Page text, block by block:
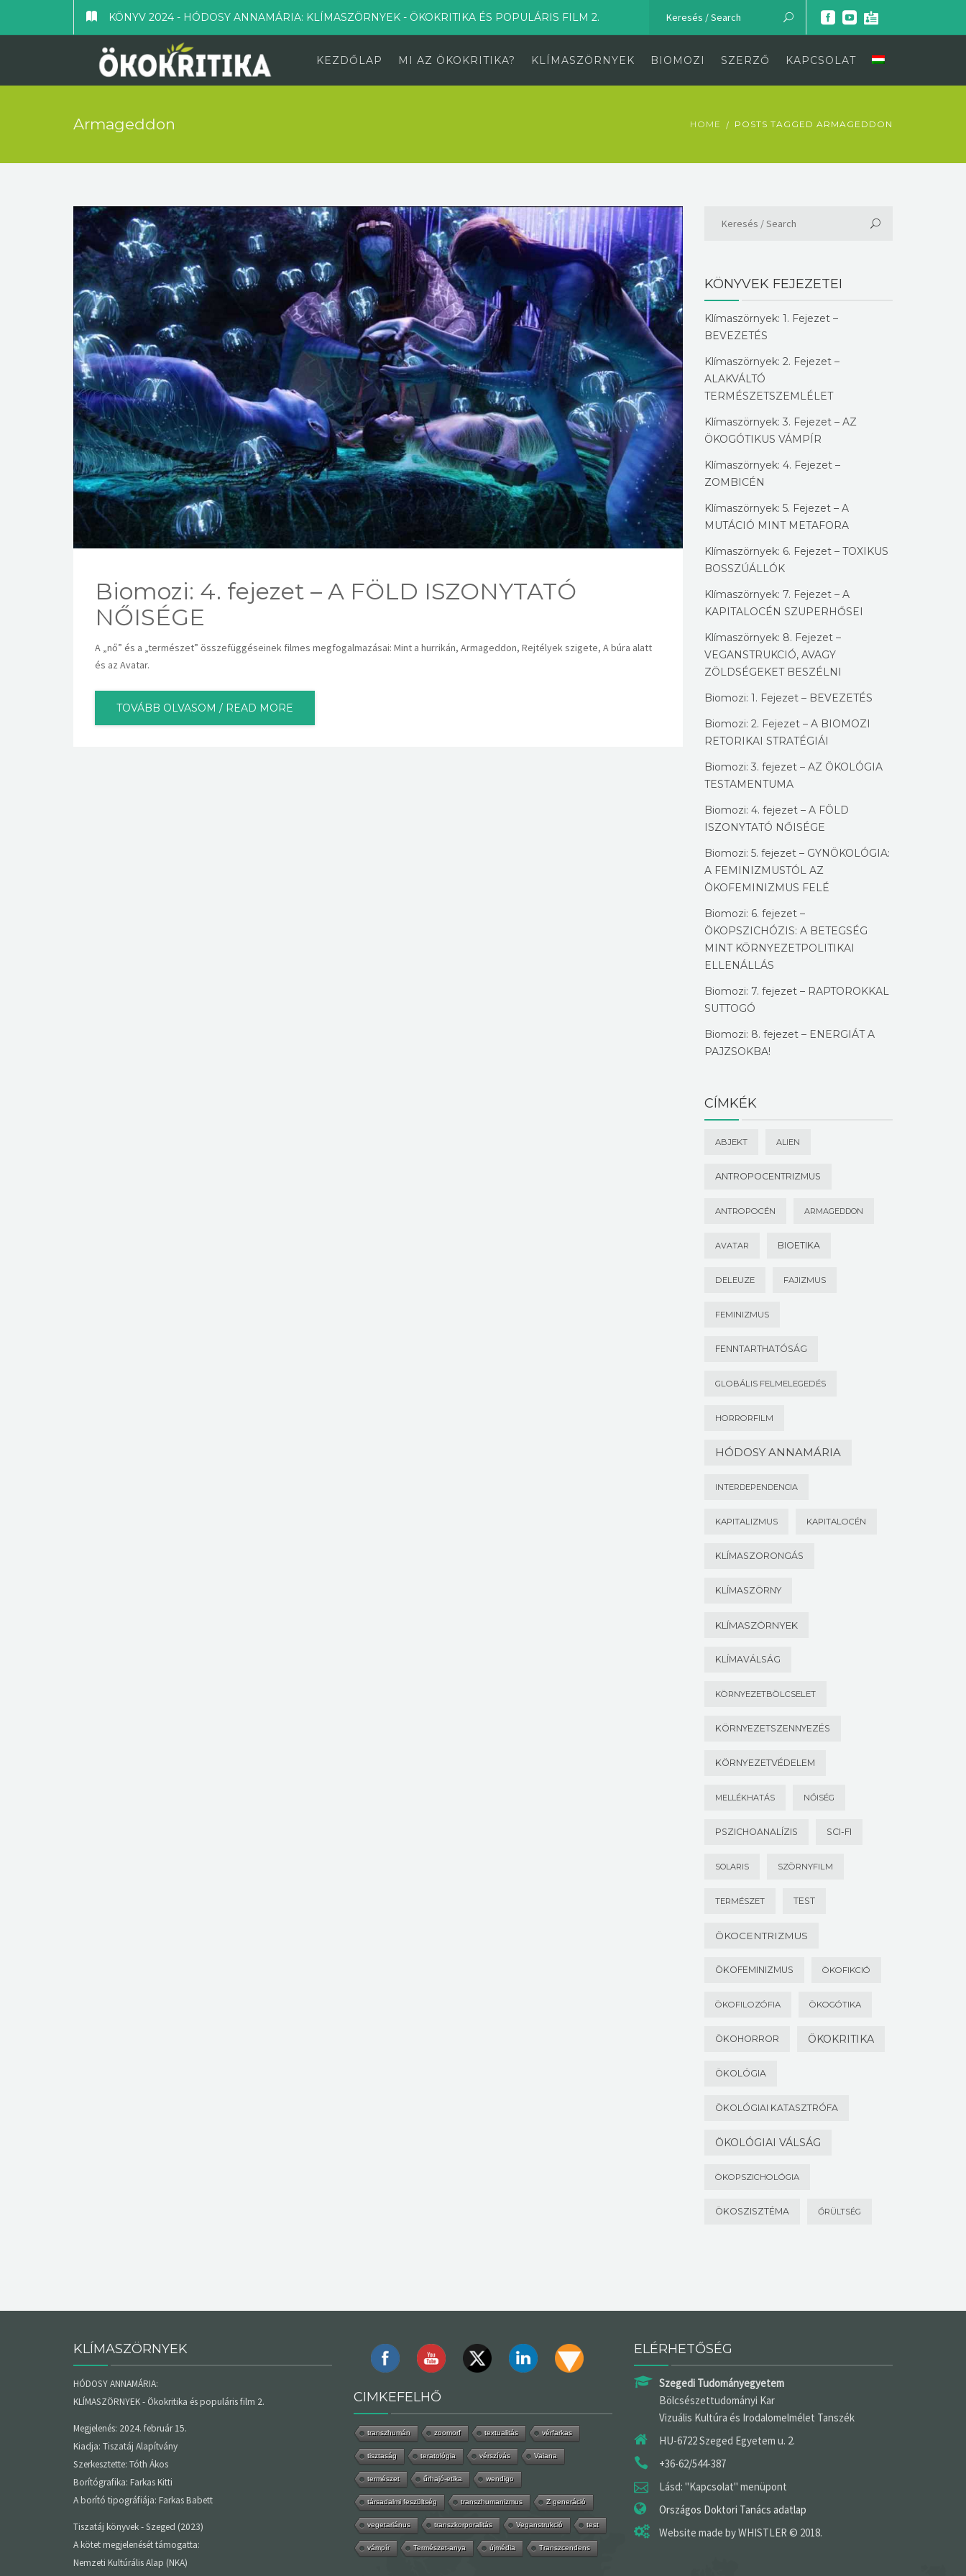
KÖNYV 2024 - HÓDOSY ANNAMÁRIA: KLÍMASZÖRNYEK - ÖKOKRITIKA ÉS POPULÁRIS FILM 2.
KEZDŐLAP MI AZ ÖKOKRITIKA? KLÍMASZÖRNYEK BIOMOZI SZERZŐ KAPCSOLAT
Armageddon HOME POSTS TAGGED ARMAGEDDON
Biomozi: 4. fejezet – A FÖLD ISZONYTATÓ
NŐISÉGE
A „nő” és a „természet” összefüggéseinek filmes megfogalmazásai: Mint a hurrikán, Armageddon, Rejtélyek szigete, A búra alatt
és az Avatar.
TOVÁBB OLVASOM / READ MORE
KÖNYVEK FEJEZETEI
Klímaszörnyek: 1. Fejezet –
BEVEZETÉS
Klímaszörnyek: 2. Fejezet –
ALAKVÁLTÓ
TERMÉSZETSZEMLÉLET
Klímaszörnyek: 3. Fejezet – AZ
ÖKOGÓTIKUS VÁMPÍR
Klímaszörnyek: 4. Fejezet –
ZOMBICÉN
Klímaszörnyek: 5. Fejezet – A
MUTÁCIÓ MINT METAFORA
Klímaszörnyek: 6. Fejezet – TOXIKUS
BOSSZÚÁLLÓK
Klímaszörnyek: 7. Fejezet – A
KAPITALOCÉN SZUPERHŐSEI
Klímaszörnyek: 8. Fejezet –
VEGANSTRUKCIÓ, AVAGY
ZÖLDSÉGEKET BESZÉLNI
Biomozi: 1. Fejezet – BEVEZETÉS
Biomozi: 2. Fejezet – A BIOMOZI
RETORIKAI STRATÉGIÁI
Biomozi: 3. fejezet – AZ ÖKOLÓGIA
TESTAMENTUMA
Biomozi: 4. fejezet – A FÖLD
ISZONYTATÓ NŐISÉGE
Biomozi: 5. fejezet – GYNÖKOLÓGIA:
A FEMINIZMUSTÓL AZ
ÖKOFEMINIZMUS FELÉ
Biomozi: 6. fejezet –
ÖKOPSZICHÓZIS: A BETEGSÉG
MINT KÖRNYEZETPOLITIKAI
ELLENÁLLÁS
Biomozi: 7. fejezet – RAPTOROKKAL
SUTTOGÓ
Biomozi: 8. fejezet – ENERGIÁT A
PAJZSOKBA!
CÍMKÉK
ABJEKT ALIEN
ANTROPOCENTRIZMUS
ANTROPOCÉN ARMAGEDDON
AVATAR BIOETIKA
DELEUZE FAJIZMUS
FEMINIZMUS
FENNTARTHATÓSÁG
GLOBÁLIS FELMELEGEDÉS
HORRORFILM
HÓDOSY ANNAMÁRIA
INTERDEPENDENCIA
KAPITALIZMUS KAPITALOCÉN
KLÍMASZORONGÁS
KLÍMASZÖRNY
KLÍMASZÖRNYEK
KLÍMAVÁLSÁG
KÖRNYEZETBÖLCSELET
KÖRNYEZETSZENNYEZÉS
KÖRNYEZETVÉDELEM
MELLÉKHATÁS NŐISÉG
PSZICHOANALÍZIS SCI-FI
SOLARIS SZÖRNYFILM
TERMÉSZET TEST
ÖKOCENTRIZMUS
ÖKOFEMINIZMUS ÖKOFIKCIÓ
ÖKOFILOZÓFIA ÖKOGÓTIKA
ÖKOHORROR ÖKOKRITIKA
ÖKOLÓGIA
ÖKOLÓGIAI KATASZTRÓFA
ÖKOLÓGIAI VÁLSÁG
ÖKOPSZICHOLÓGIA
ÖKOSZISZTÉMA ŐRÜLTSÉG
KLÍMASZÖRNYEK
HÓDOSY ANNAMÁRIA:
KLÍMASZÖRNYEK - Ökokritika és populáris film 2.
Megjelenés: 2024. február 15.
Kiadja: Tiszatáj Alapítvány
Szerkesztette: Tóth Ákos
Borítógrafika: Farkas Kitti
A borító tipográfiája: Farkas Babett
Tiszatáj könyvek - Szeged (2023)
A kötet megjelenését támogatta:
Nemzeti Kultúrális Alap (NKA)
CIMKEFELHŐ
transzhumán zoomorf textualitás vérfarkas
tisztaság teratológia vérszívás Vaiana
természet űrhajó-etika wendigo
társadalmi feszültség transzhumanizmus Z generáció
vegetariánus transzkorporalitás Veganstrukció test
vámpír Természet-anya újmédia Transzcendens
ELÉRHETŐSÉG
Szegedi Tudományegyetem
Bölcsészettudományi Kar
Vizuális Kultúra és Irodalomelmélet Tanszék
HU-6722 Szeged Egyetem u. 2.
+36-62/544-387
Lásd: "Kapcsolat" menüpont
Országos Doktori Tanács adatlap
Website made by WHISTLER © 2018.